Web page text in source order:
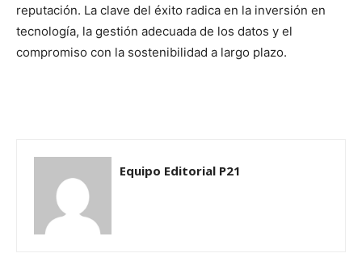
reputación. La clave del éxito radica en la inversión en
tecnología, la gestión adecuada de los datos y el
compromiso con la sostenibilidad a largo plazo.
Equipo Editorial P21